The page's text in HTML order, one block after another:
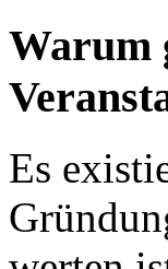
Warum
Es